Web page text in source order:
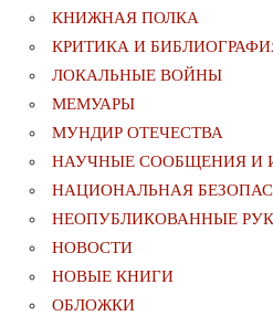
КНИЖНАЯ ПОЛКА
КРИТИКА И
ЛОКАЛЬНЫЕ ВОЙНЫ
МЕМУАРЫ
МУНДИР ОТЕЧЕСТВА
НАУЧНЫЕ СООБЩЕНИЯ И
НАЦИОНАЛЬНАЯ
НЕОПУБЛИКОВАННЫЕ
НОВОСТИ
НОВЫЕ КНИГИ
ОБЛОЖКИ